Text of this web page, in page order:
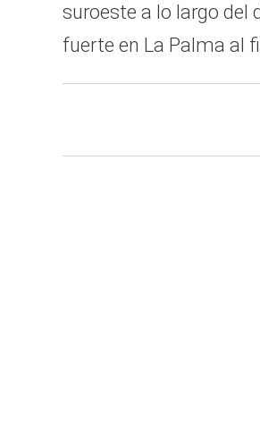
suroeste a lo largo del
fuerte en La Palma al